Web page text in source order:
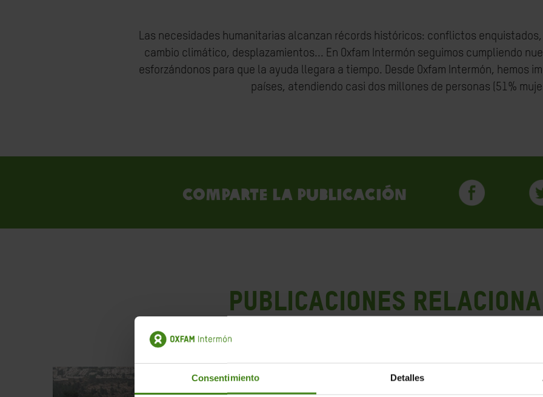
Consentimiento Detalles
Las necesidades humanitarias alcanzan récords históricos: conflictos
cambio climático, desplazamientos... En Oxfam Intermón seguimos cumpliendo
esforzándonos para que la ayuda llegara a tiempo. Desde Oxfam Intermón, hemos
países, atendiendo casi dos millones de personas (51%
Comparte la publicación
PUBLICACIONES